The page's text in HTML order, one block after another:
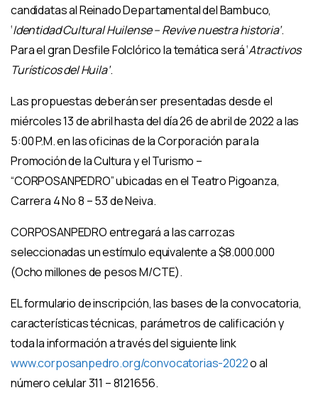
candidatas al Reinado Departamental del Bambuco,
‘Identidad Cultural Huilense – Revive nuestra historia’.
Para el gran Desfile Folclórico la temática será ‘Atractivos
Turísticos del Huila’.
Las propuestas deberán ser presentadas desde el
miércoles 13 de abril hasta del día 26 de abril de 2022 a las
5:00 P.M. en las oficinas de la Corporación para la
Promoción de la Cultura y el Turismo –
“CORPOSANPEDRO” ubicadas en el Teatro Pigoanza,
Carrera 4 No 8 – 53 de Neiva.
CORPOSANPEDRO entregará a las carrozas
seleccionadas un estímulo equivalente a $8.000.000
(Ocho millones de pesos M/CTE).
EL formulario de inscripción, las bases de la convocatoria,
características técnicas, parámetros de calificación y
toda la información a través del siguiente link
www.corposanpedro.org/convocatorias-2022o al
número celular 311 – 8121656.